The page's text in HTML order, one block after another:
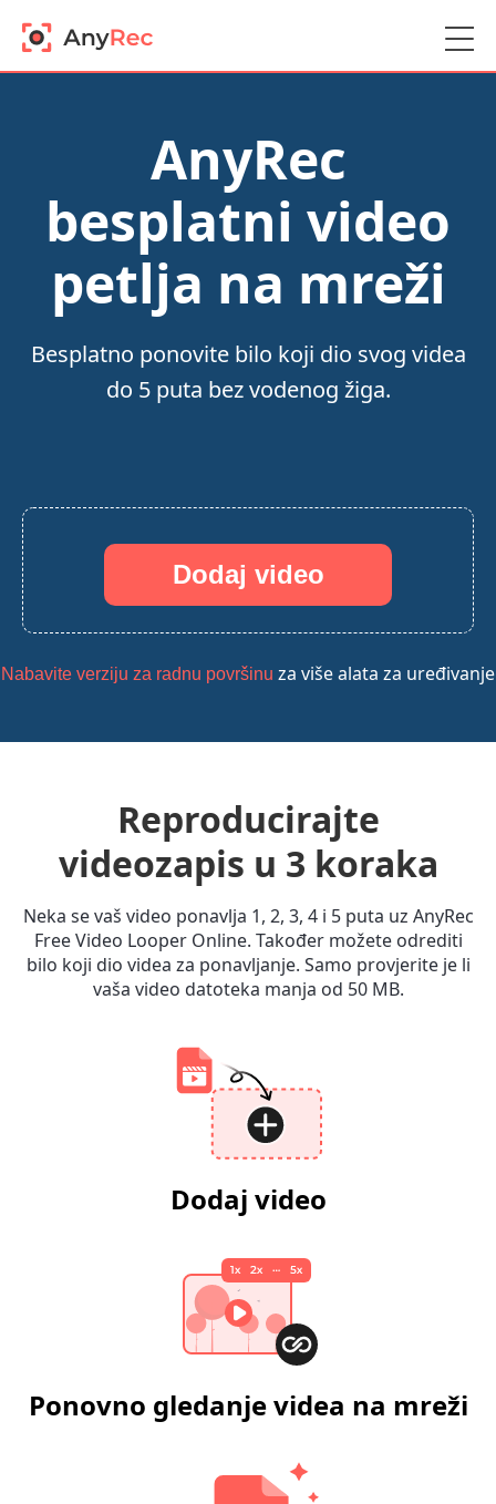
AnyRec
besplatni video
petlja na mreži
Besplatno ponovite bilo koji dio svog videa
do 5 puta bez vodenog žiga.
Dodaj video
Nabavite verziju za radnu površinu za više alata za uređivanje
Reproducirajte
videozapis u 3 koraka
Neka se vaš video ponavlja 1, 2, 3, 4 i 5 puta uz AnyRec
Free Video Looper Online. Također možete odrediti
bilo koji dio videa za ponavljanje. Samo provjerite je li
vaša video datoteka manja od 50 MB.
Dodaj video
Ponovno gledanje videa na mreži